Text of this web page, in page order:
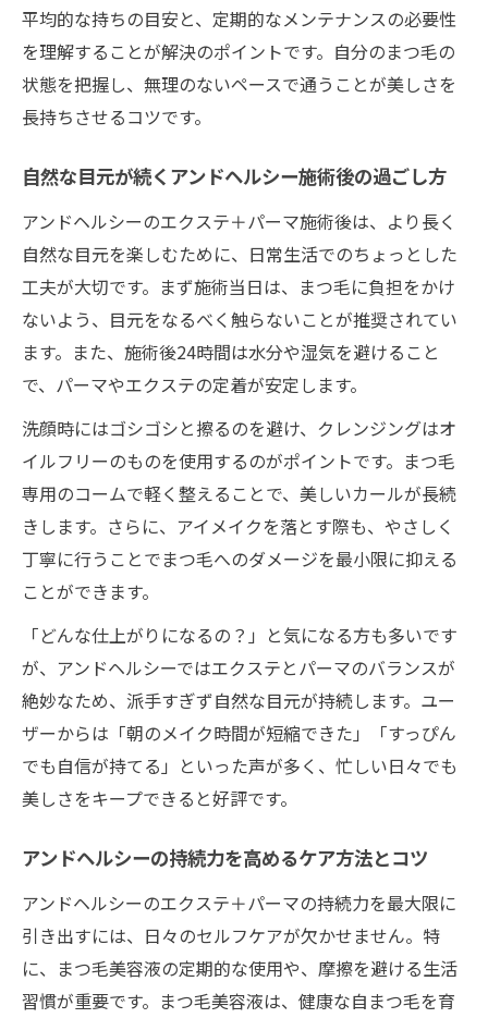
平均的な持ちの目安と、定期的なメンテナンスの必要性
を理解することが解決のポイントです。自分のまつ毛の
状態を把握し、無理のないペースで通うことが美しさを
長持ちさせるコツです。
自然な目元が続くアンドヘルシー施術後の過ごし方
アンドヘルシーのエクステ＋パーマ施術後は、より長く
自然な目元を楽しむために、日常生活でのちょっとした
工夫が大切です。まず施術当日は、まつ毛に負担をかけ
ないよう、目元をなるべく触らないことが推奨されてい
ます。また、施術後24時間は水分や湿気を避けること
で、パーマやエクステの定着が安定します。
洗顔時にはゴシゴシと擦るのを避け、クレンジングはオ
イルフリーのものを使用するのがポイントです。まつ毛
専用のコームで軽く整えることで、美しいカールが長続
きします。さらに、アイメイクを落とす際も、やさしく
丁寧に行うことでまつ毛へのダメージを最小限に抑える
ことができます。
「どんな仕上がりになるの？」と気になる方も多いです
が、アンドヘルシーではエクステとパーマのバランスが
絶妙なため、派手すぎず自然な目元が持続します。ユー
ザーからは「朝のメイク時間が短縮できた」「すっぴん
でも自信が持てる」といった声が多く、忙しい日々でも
美しさをキープできると好評です。
アンドヘルシーの持続力を高めるケア方法とコツ
アンドヘルシーのエクステ＋パーマの持続力を最大限に
引き出すには、日々のセルフケアが欠かせません。特
に、まつ毛美容液の定期的な使用や、摩擦を避ける生活
習慣が重要です。まつ毛美容液は、健康な自まつ毛を育